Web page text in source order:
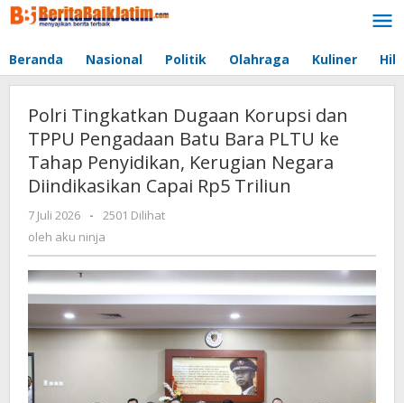
Lewati
ke
Beranda Nasional Politik Olahraga Kuliner
Polri Tingkatkan Dugaan Korupsi dan
TPPU Pengadaan Batu Bara PLTU ke
Tahap Penyidikan, Kerugian Negara
Diindikasikan Capai Rp5 Triliun
7 Juli 2026
oleh
aku
ninja
-
2501 Dilihat
oleh aku ninja